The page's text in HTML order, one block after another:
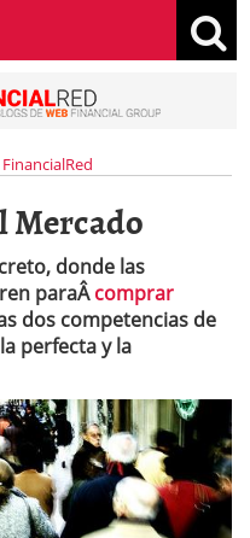
FinancialRed
Mercado
donde las
paraÂcomprar
dos competencias de
perfecta y la